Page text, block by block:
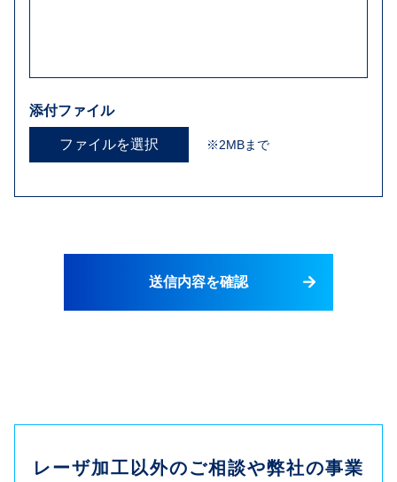
添付ファイル
ファイルを選択 ※2MBまで
送信内容を確認
レーザ加工以外のご相談や弊社の事業